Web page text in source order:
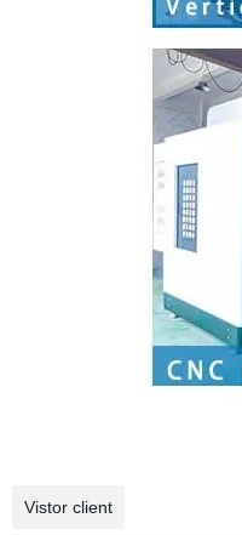
Vistor client